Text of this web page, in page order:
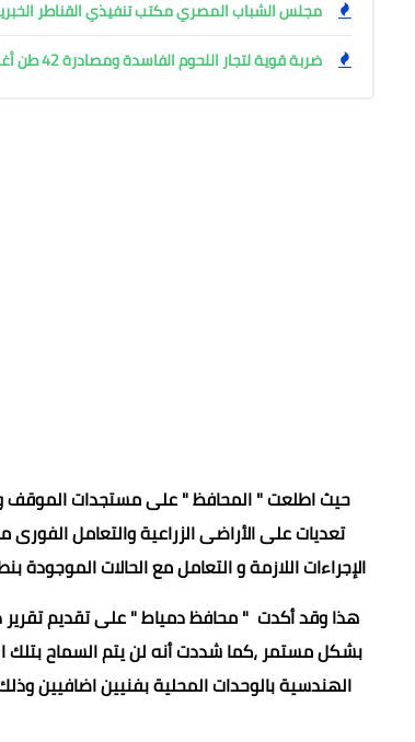
مجلس الشباب المصري مكتب تنفيذي القناطر
ضربة قوية لتجار اللحوم الفاسدة ومصادرة 42 طن أغذية مغشوشة بالجيزة
حيث اطلعت " المحافظ " على مستجدات الموقف
تعديات على الأراضى الزراعية والتعامل
الإجراءات اللازمة و التعامل مع الحالات
هذا وقد أكدت " محافظ دمياط " على تقديم تقرير
بشكل مستمر ،كما شددت أنه لن يتم السماح بتلك
الهندسية بالوحدات المحلية بفنيين اضافيين